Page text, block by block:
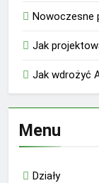
Nowoczesne
Jak
Jak wdrożyć
Menu
Działy